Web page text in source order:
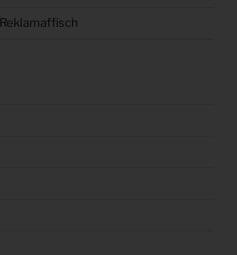
Reklamaffisch